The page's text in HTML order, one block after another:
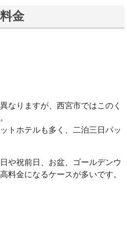
金
なりますが、西宮市ではこのく
トホテルも多く、二泊三日パッ
や祝前日、お盆、ゴールデンウ
料金になるケースが多いです。